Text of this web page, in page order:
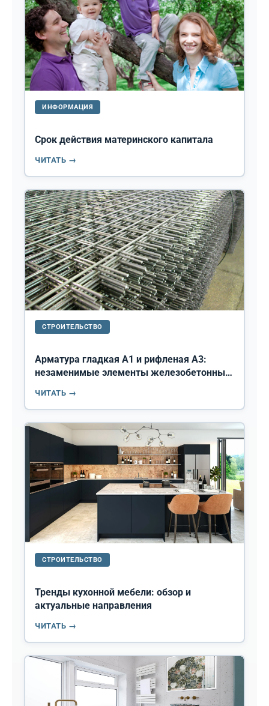
ИНФОРМАЦИЯ
Срок действия материнского капитала
ЧИТАТЬ →
СТРОИТЕЛЬСТВО
Арматура гладкая А1 и рифленая А3:
незаменимые элементы железобетонных
ЧИТАТЬ →
СТРОИТЕЛЬСТВО
Тренды кухонной мебели: обзор и
актуальные направления
ЧИТАТЬ →